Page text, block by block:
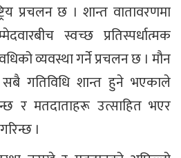
प्रचलन छ । शान्त वातावरणमा
स्वच्छ प्रतिस्पर्धात्मक
व्यवस्था गर्ने प्रचलन छ । मौन
सबै गतिविधि शान्त हुने भएकाले
र मतदाताहरू उत्साहित भएर
।